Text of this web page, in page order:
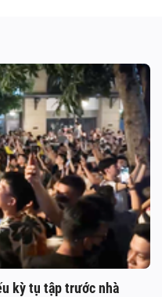
kỳ tụ tập trước nhà